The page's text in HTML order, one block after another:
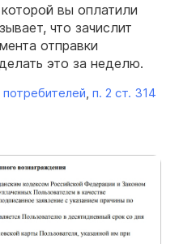
вы оплатили
что зачислит
отправки
это за неделю.
, п. 2 ст. 314